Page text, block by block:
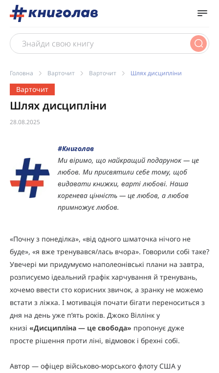
Головна Варточит Варточит Шлях дисципліни
Варточит
Шлях дисципліни
28.08.2025
#Книголав
Ми віримо, що найкращий подарунок — це
любов. Ми присвятили себе тому, щоб
видавати книжки, варті любові. Наша
коренева цінність — це любов, а любов
примножує любов.
«Почну з понеділка», «від одного шматочка нічого не
буде», «я вже тренувався/лась вчора». Говорили собі таке?
Увечері ми придумуємо наполеонівські плани на завтра,
розписуємо ідеальний графік харчування й тренувань,
хочемо ввести сто корисних звичок, а зранку не можемо
встати з ліжка. І мотивація почати бігати переноситься з
дня на день уже п’ять років. Джоко Віллінк у
книзі «Дисципліна — це свобода» пропонує дуже
просте рішення проти ліні, відмовок і брехні собі.
Автор — офіцер військово-морського флоту США у